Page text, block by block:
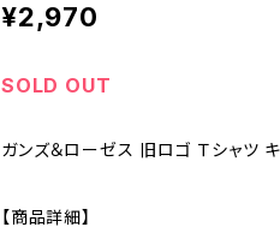
¥2,970
SOLD OUT
ガンズ＆ローゼス 旧ロゴ Ｔシャツ
【商品詳細】